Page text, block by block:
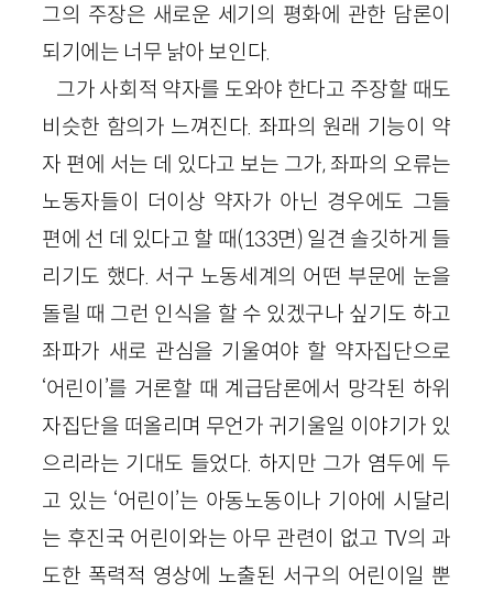
그의 주장은 새로운 세기의 평화에 관한 담론이
되기에는 너무 낡아 보인다.
그가 사회적 약자를 도와야 한다고 주장할 때도
비슷한 함의가 느껴진다. 좌파의 원래 기능이 약
자 편에 서는 데 있다고 보는 그가, 좌파의 오류는
노동자들이 더이상 약자가 아닌 경우에도 그들
편에 선 데 있다고 할 때(133면) 일견 솔깃하게 들
리기도 했다. 서구 노동세계의 어떤 부문에 눈을
돌릴 때 그런 인식을 할 수 있겠구나 싶기도 하고
좌파가 새로 관심을 기울여야 할 약자집단으로
‘어린이’를 거론할 때 계급담론에서 망각된 하위
자집단을 떠올리며 무언가 귀기울일 이야기가 있
으리라는 기대도 들었다. 하지만 그가 염두에 두
고 있는 ‘어린이’는 아동노동이나 기아에 시달리
는 후진국 어린이와는 아무 관련이 없고 TV의 과
도한 폭력적 영상에 노출된 서구의 어린이일 뿐